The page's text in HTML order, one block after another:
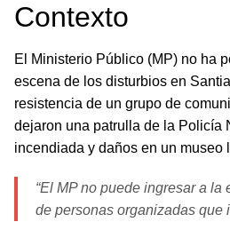
Contexto
El Ministerio Público (MP) no ha
escena de los disturbios en
resistencia de un grupo de
dejaron una patrulla de la Policía
incendiada y daños en un museo
“El MP no puede ingresar a la
de personas organizadas que